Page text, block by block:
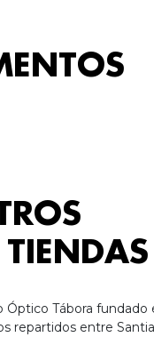
TIENDAS
Tábora fundado
repartidos entre